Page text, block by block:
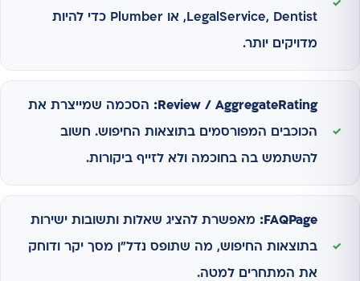
LegalService, Dentist, או Plumber כדי להיות
מדויקים יותר.
Review / AggregateRating: הסכמה שמייצרת את
הכוכבים המפורסמים בתוצאות החיפוש. חשוב
להשתמש בה בחוכמה ולא לזייף ביקורות.
FAQPage: מאפשרת להציג שאלות ותשובות ישירות
בתוצאות החיפוש, מה שתופס נדל"ן מסך יקר ודוחק
את המתחרים למטה.